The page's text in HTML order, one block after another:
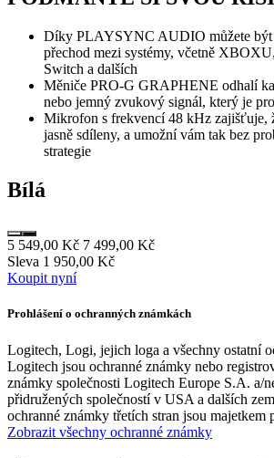
Díky PLAYSYNC AUDIO můžete být
přechod mezi systémy, včetně
Switch a dalších
Měniče PRO-G GRAPHENE odhalí
nebo jemný zvukový signál, který je
Mikrofon s frekvencí 48 kHz zajišťuje,
jasně sdíleny, a umožní vám tak bez
strategie
Bílá
5 549,00 Kč 7 499,00 Kč
Sleva 1 950,00 Kč
Koupit nyní
Prohlášení o ochranných známkách
Logitech, Logi, jejich loga a všechny ostatní
Logitech jsou ochranné známky nebo
známky společnosti Logitech Europe S.A. a/
přidružených společností v USA a dalších
ochranné známky třetích stran jsou majetkem
Zobrazit všechny ochranné známky